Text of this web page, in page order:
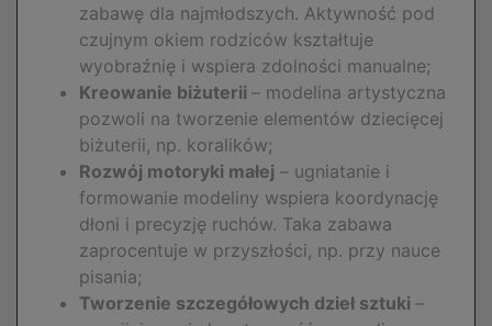
zabawę dla najmłodszych. Aktywność pod
czujnym okiem rodziców kształtuje
wyobraźnię i wspiera zdolności manualne;
Kreowanie biżuterii – modelina artystyczna
pozwoli na tworzenie elementów dziecięcej
biżuterii, np. koralików;
Rozwój motoryki małej – ugniatanie i
formowanie modeliny wspiera koordynację
dłoni i precyzję ruchów. Taka zabawa
zaprocentuje w przyszłości, np. przy nauce
pisania;
Tworzenie szczegółowych dzieł sztuki –